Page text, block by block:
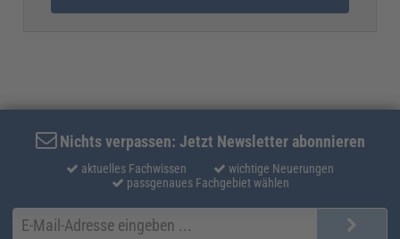
Nichts verpassen: Jetzt Newsletter abonnieren
aktuelles Fachwissen
wichtige Neuerungen
passgenaues Fachgebiet wählen